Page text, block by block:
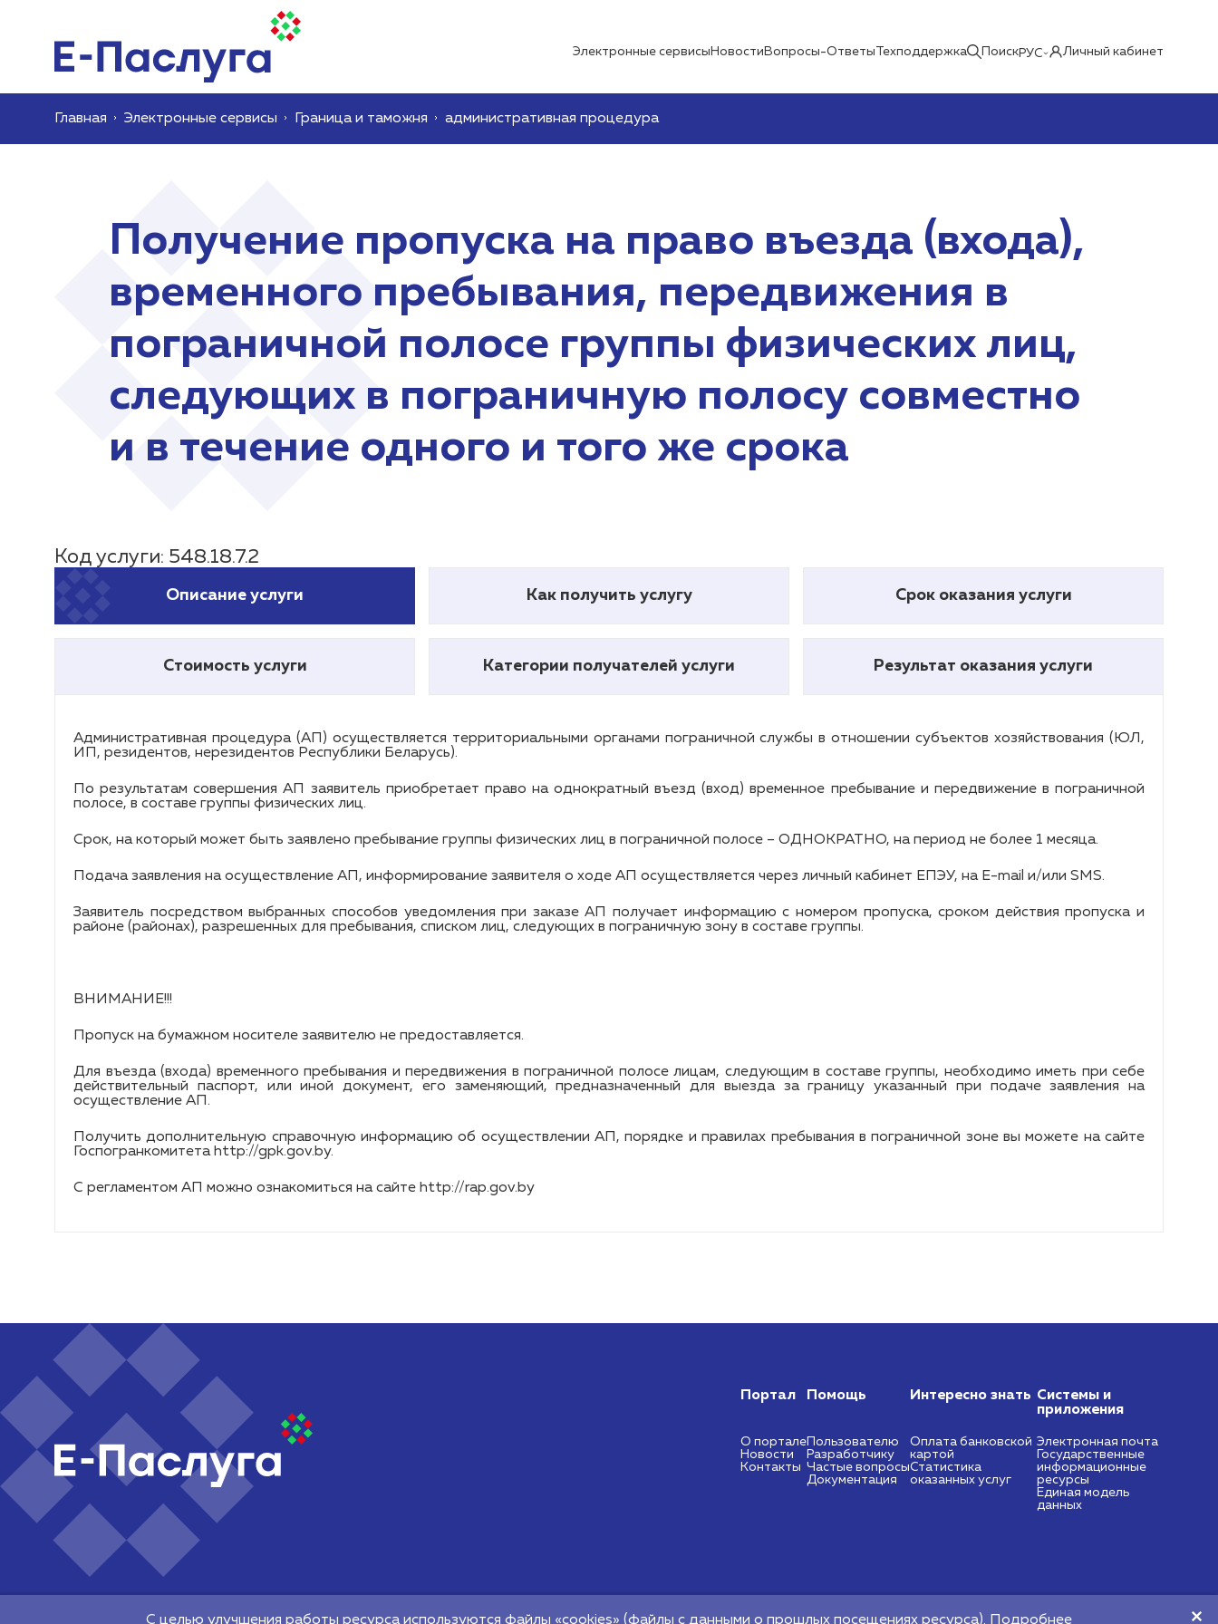
Электронные сервисы Новости Вопросы-Ответы Техподдержка ПоискРУС Личный кабинет
Главная Электронные сервисы Граница и таможня административная процедура
Получение пропуска на право въезда (входа),
временного пребывания, передвижения в
пограничной полосе группы физических лиц,
следующих в пограничную полосу совместно
и в течение одного и того же срока
Код услуги: 548.18.7.2
Описание услуги Как получить услугу Срок оказания услуги
Стоимость услуги Категории получателей услуги Результат оказания услуги
Административная процедура (АП) осуществляется территориальными органами пограничной службы в отношении субъектов хозяйствования (ЮЛ,
ИП, резидентов, нерезидентов Республики Беларусь).
По результатам совершения АП заявитель приобретает право на однократный въезд (вход) временное пребывание и передвижение в пограничной
полосе, в составе группы физических лиц.
Срок, на который может быть заявлено пребывание группы физических лиц в пограничной полосе – ОДНОКРАТНО, на период не более 1 месяца.
Подача заявления на осуществление АП, информирование заявителя о ходе АП осуществляется через личный кабинет ЕПЭУ, на Е-mail и/или SMS.
Заявитель посредством выбранных способов уведомления при заказе АП получает информацию с номером пропуска, сроком действия пропуска и
районе (районах), разрешенных для пребывания, списком лиц, следующих в пограничную зону в составе группы.
ВНИМАНИЕ!!!
Пропуск на бумажном носителе заявителю не предоставляется.
Для въезда (входа) временного пребывания и передвижения в пограничной полосе лицам, следующим в составе группы, необходимо иметь при себе
действительный паспорт, или иной документ, его заменяющий, предназначенный для выезда за границу указанный при подаче заявления на
осуществление АП.
Получить дополнительную справочную информацию об осуществлении АП, порядке и правилах пребывания в пограничной зоне вы можете на сайте
Госпогранкомитета http://gpk.gov.by.
С регламентом АП можно ознакомиться на сайте http://rap.gov.by
Портал
О портале
Новости
Контакты
Помощь
Пользователю
Разработчику
Частые вопросы
Документация
Интересно знать
Оплата банковской
картой
Статистика
оказанных услуг
Системы и
приложения
Электронная почта
Государственные
информационные
ресурсы
Единая модель
данных
электронных услуг" 220140, г. Минск, Притыцкого, 64
info@nces.by
С целью улучшения работы ресурса используются файлы «cookies» (файлы с данными о прошлых посещениях ресурса). Подробнее​